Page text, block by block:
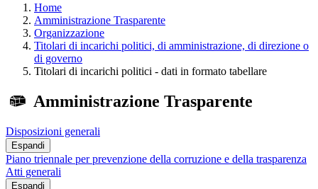
Home
Amministrazione Trasparente
Organizzazione
Titolari di incarichi politici, di amministrazione, di direzione o
di governo
Titolari di incarichi politici - dati in formato tabellare
Amministrazione Trasparente
Disposizioni generali
Espandi
Piano triennale per prevenzione della corruzione e della trasparenza
Atti generali
Espandi